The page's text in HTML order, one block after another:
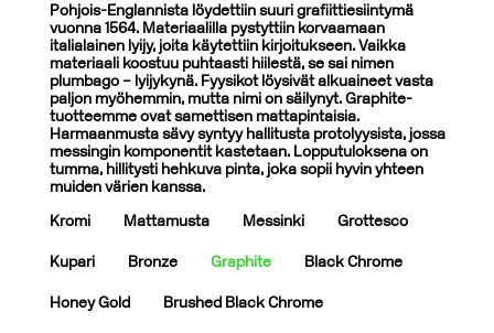
Pohjois-Englannista löydettiin suuri grafiittiesiintymä
vuonna 1564. Materiaalilla pystyttiin korvaamaan
italialainen lyijy, joita käytettiin kirjoitukseen. Vaikka
materiaali koostuu puhtaasti hiilestä, se sai nimen
plumbago – lyijykynä. Fyysikot löysivät alkuaineet vasta
paljon myöhemmin, mutta nimi on säilynyt. Graphite-
tuotteemme ovat samettisen mattapintaisia.
Harmaanmusta sävy syntyy hallitusta protolyysista, jossa
messingin komponentit kastetaan. Lopputuloksena on
tumma, hillitysti hehkuva pinta, joka sopii hyvin yhteen
muiden värien kanssa.
Kromi
Mattamusta Messinki Grottesco
Kupari Bronze Graphite Black Chrome
Honey Gold Brushed Black Chrome